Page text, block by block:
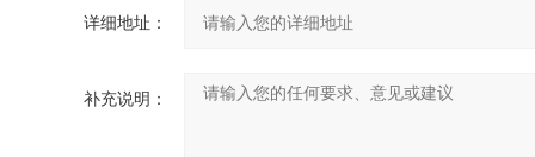
详细地址：
补充说明：